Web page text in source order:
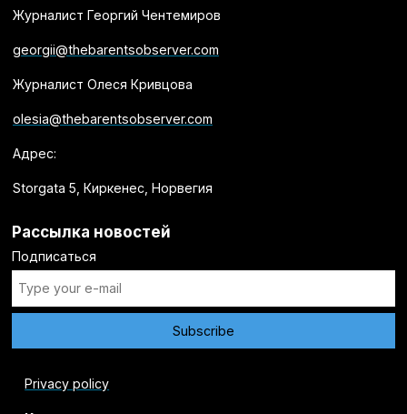
Журналист Георгий Чентемиров
georgii@thebarentsobserver.com
Журналист Олеся Кривцова
olesia@thebarentsobserver.com
Адрес:
Storgata 5, Киркенес, Норвегия
Рассылка новостей
Подписаться
Privacy policy